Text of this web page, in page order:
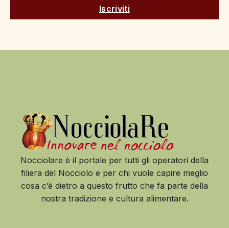
Iscriviti
Nocciolare è il portale per tutti gli operatori della
filiera del Nocciolo e per chi vuole capire meglio
cosa c’è dietro a questo frutto che fa parte della
nostra tradizione e cultura alimentare.